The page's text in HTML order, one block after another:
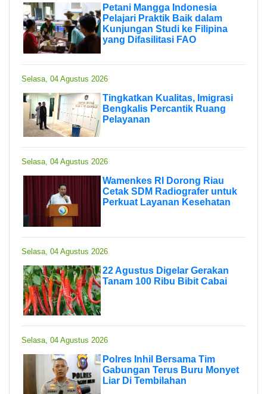
Petani Mangga Indonesia
Pelajari Praktik Baik dalam
Kunjungan Studi ke Filipina
yang Difasilitasi FAO
Selasa, 04 Agustus 2026
Tingkatkan Kualitas, Imigrasi
Bengkalis Percantik Ruang
Pelayanan
Selasa, 04 Agustus 2026
Wamenkes RI Dorong Riau
Cetak SDM Radiografer untuk
Perkuat Layanan Kesehatan
Selasa, 04 Agustus 2026
22 Agustus Digelar Gerakan
Tanam 100 Ribu Bibit Cabai
Selasa, 04 Agustus 2026
Polres Inhil Bersama Tim
Gabungan Terus Buru Monyet
Liar Di Tembilahan